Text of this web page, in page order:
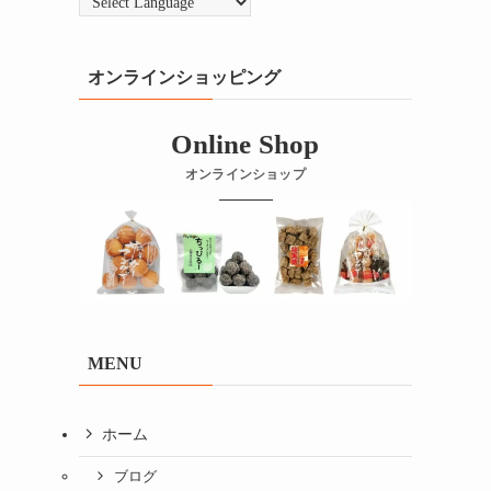
オンラインショッピング
Online Shop
オンラインショップ
MENU
ホーム
ブログ